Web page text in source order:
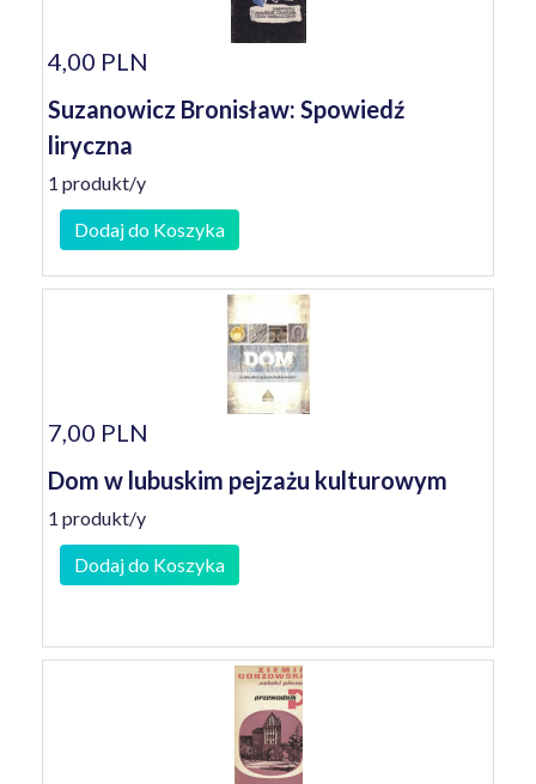
4,00 PLN
Suzanowicz Bronisław: Spowiedź
liryczna
1 produkt/y
Dodaj do Koszyka
7,00 PLN
Dom w lubuskim pejzażu kulturowym
1 produkt/y
Dodaj do Koszyka